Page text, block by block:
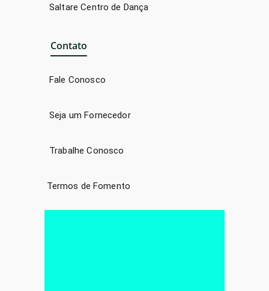
Saltare Centro de Dança
Contato
Fale Conosco
Seja um Fornecedor
Trabalhe Conosco
Termos de Fomento